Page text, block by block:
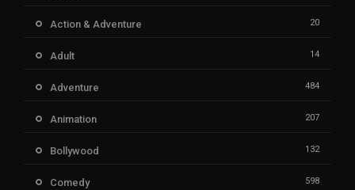
Action & Adventure 20
Adult 14
Adventure 484
Animation 207
Bollywood 132
Comedy 598